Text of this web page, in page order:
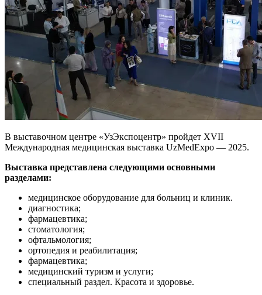
В выставочном центре «УзЭкспоцентр» пройдет XVII
Международная медицинская выставка UzMedExpo — 2025.
Выставка представлена следующими основными
разделами:
медицинское оборудование для больниц и клиник.
диагностика;
фармацевтика;
стоматология;
офтальмология;
ортопедия и реабилитация;
фармацевтика;
медицинский туризм и услуги;
специальный раздел. Красота и здоровье.